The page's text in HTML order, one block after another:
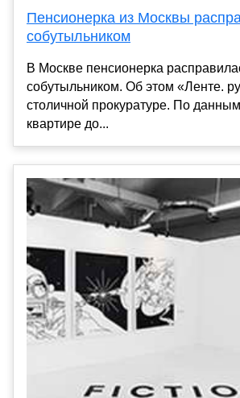
Пенсионерка из Москвы
собутыльником
В Москве пенсионерка
собутыльником. Об этом «Ленте.
столичной прокуратуре. По
квартире до...